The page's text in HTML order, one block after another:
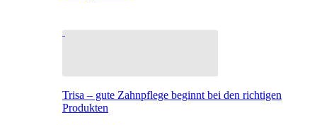
Trisa – gute Zahnpflege beginnt bei den richtigen
Produkten